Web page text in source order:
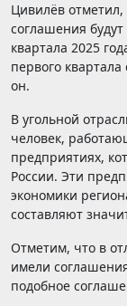
Цивилёв
соглашения
квартала 2025
первого
он.
В угольной
человек,
предприятиях,
России. Эти
экономики
составляют
Отметим, что в
имели
подобное